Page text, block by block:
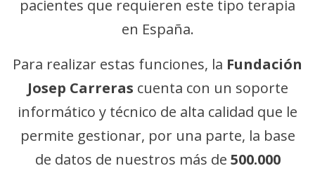
pacientes que requieren este tipo terapia
en España.
Para realizar estas funciones, la Fundación
Josep Carreras cuenta con un soporte
informático y técnico de alta calidad que le
permite gestionar, por una parte, la base
de datos de nuestros más de 500.000